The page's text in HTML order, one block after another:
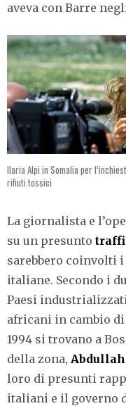
aveva con Barre
Ilaria Alpi in Somalia per
rifiuti tossici
La giornalista e
su un presunto
sarebbero coinvolti
italiane. Secondo i
Paesi
africani in cambio
1994 si trovano a
della zona,
loro di presunti
italiani e il governo